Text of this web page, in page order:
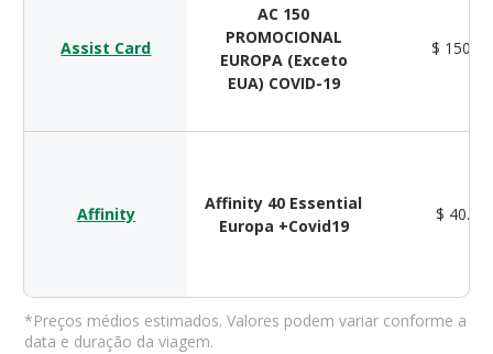
Assist Card
AC 150
PROMOCIONAL
EUROPA (Exceto
EUA) COVID-19
$
Affinity
Affinity 40 Essential
Europa +Covid19
$
*Preços médios estimados. Valores podem variar conforme a
data e duração da viagem.